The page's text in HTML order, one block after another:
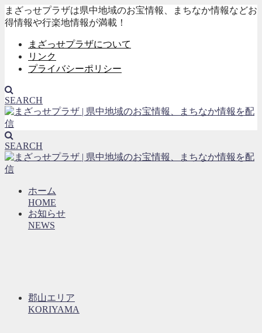
まざっせプラザは県中地域のお宝情報、まちなか情報などお
得情報や行楽地情報が満載！
まざっせプラザについて
リンク
プライバシーポリシー
SEARCH
SEARCH
ホーム
HOME
お知らせ
NEWS
郡山エリア
KORIYAMA